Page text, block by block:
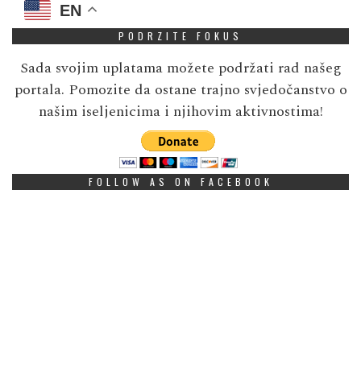
EN
PODRZITE FOKUS
Sada svojim uplatama možete podržati rad našeg
portala. Pomozite da ostane trajno svjedočanstvo o
našim iseljenicima i njihovim aktivnostima!
FOLLOW AS ON FACEBOOK